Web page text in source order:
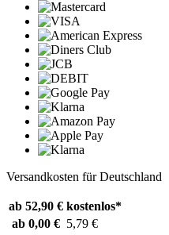
Versandkosten für Deutschland
ab 52,90 € kostenlos*
ab 0,00 € 5,79 €